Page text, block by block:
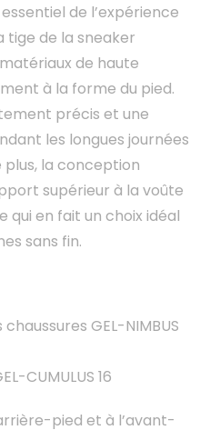
de l’expérience
tige de la sneaker
de haute
à la forme du pied.
précis et une
les longues journées
plus, la conception
supérieur à la voûte
qui en fait un choix idéal
sans fin.
GEL-NIMBUS
CUMULUS 16
pied et à l’avant-